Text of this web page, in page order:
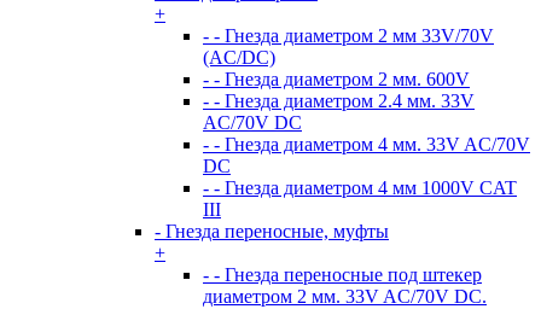
+
- - Гнезда диаметром 2 мм 33V/70V
(AC/DC)
- - Гнезда диаметром 2 мм. 600V
- - Гнезда диаметром 2.4 мм. 33V
AC/70V DC
- - Гнезда диаметром 4 мм. 33V AC/70V
DC
- - Гнезда диаметром 4 мм 1000V CAT
III
- Гнезда переносные, муфты
+
- - Гнезда переносные под штекер
диаметром 2 мм. 33V AC/70V DC.